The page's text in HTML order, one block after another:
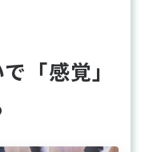
「感覚」